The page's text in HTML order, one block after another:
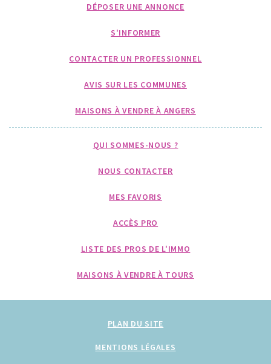
DÉPOSER UNE ANNONCE
S'INFORMER
CONTACTER UN PROFESSIONNEL
AVIS SUR LES COMMUNES
MAISONS À VENDRE À ANGERS
QUI SOMMES-NOUS ?
NOUS CONTACTER
MES FAVORIS
ACCÈS PRO
LISTE DES PROS DE L'IMMO
MAISONS À VENDRE À TOURS
PLAN DU SITE
MENTIONS LÉGALES